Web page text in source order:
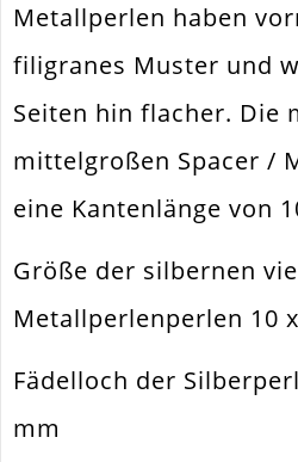
Spezifikation
Verwendung
Fädelloch /
Innendurchmesser
Ausführung
Menge 2 Stück
Metallperlen haben
filigranes Muster und
Seiten hin flacher. Die
mittelgroßen Spacer /
eine Kantenlänge von
Größe der silbernen
Metallperlenperlen 10
Fädelloch der
mm